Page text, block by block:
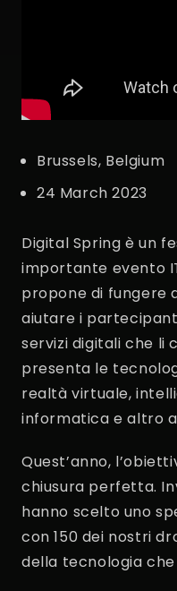
Brussels, Belgium
24 March 2023
Digital Spring è un
importante evento
propone di fungere
aiutare i
servizi digitali che li
presenta le
realtà virtuale,
informatica e altro
Quest’anno,
chiusura perfetta.
hanno scelto uno
con 150 dei nostri
della tecnologia